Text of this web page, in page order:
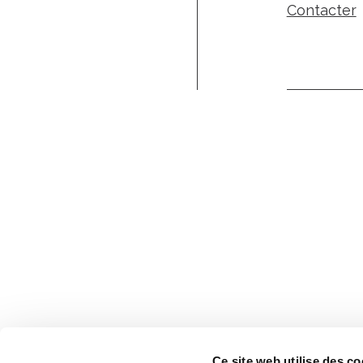
Contacter